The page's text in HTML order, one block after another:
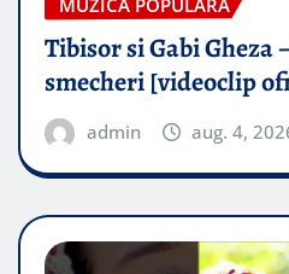
Tibisor si Gabi Gheza
smecheri [videoclip
admin aug. 4,